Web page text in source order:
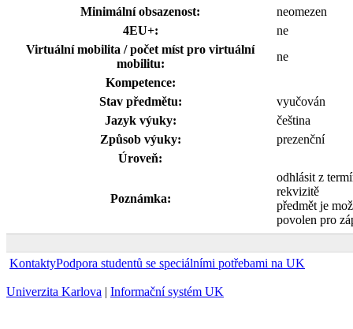
Minimální obsazenost:
neomezen
4EU+:
ne
Virtuální mobilita / počet míst pro virtuální
mobilitu:
ne
Kompetence:
Stav předmětu:
vyučován
Jazyk výuky:
čeština
Způsob výuky:
prezenční
Úroveň:
Poznámka:
odhlásit z
rekvizitě
předmět je
povolen pro
KontaktyPodpora studentů se speciálními potřebami na UK
Univerzita Karlova | Informační systém UK